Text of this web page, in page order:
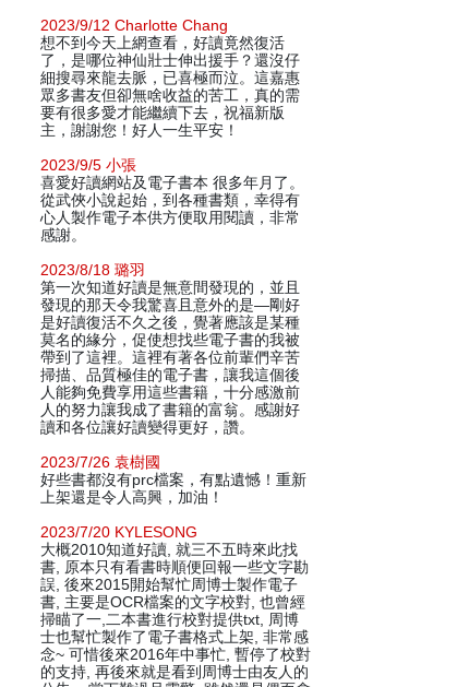
2023/9/12 Charlotte Chang
想不到今天上網查看，好讀竟然復活
了，是哪位神仙壯士伸出援手？還沒仔
細搜尋來龍去脈，已喜極而泣。這嘉惠
眾多書友但卻無啥收益的苦工，真的需
要有很多愛才能繼續下去，祝福新版
主，謝謝您！好人一生平安！
2023/9/5 小張
喜愛好讀網站及電子書本 很多年月了。
從武俠小說起始，到各種書類，幸得有
心人製作電子本供方便取用閱讀，非常
感謝。
2023/8/18 璐羽
第一次知道好讀是無意間發現的，並且
發現的那天令我驚喜且意外的是—剛好
是好讀復活不久之後，覺著應該是某種
莫名的緣分，促使想找些電子書的我被
帶到了這裡。這裡有著各位前輩們辛苦
掃描、品質極佳的電子書，讓我這個後
人能夠免費享用這些書籍，十分感激前
人的努力讓我成了書籍的富翁。感謝好
讀和各位讓好讀變得更好，讚。
2023/7/26 袁樹國
好些書都沒有prc檔案，有點遺憾！重新
上架還是令人高興，加油！
2023/7/20 KYLESONG
大概2010知道好讀, 就三不五時來此找
書, 原本只有看書時順便回報一些文字勘
誤, 後來2015開始幫忙周博士製作電子
書, 主要是OCR檔案的文字校對, 也曾經
掃瞄了一,二本書進行校對提供txt, 周博
士也幫忙製作了電子書格式上架, 非常感
念~ 可惜後來2016年中事忙, 暫停了校對
的支持, 再後來就是看到周博士由友人的